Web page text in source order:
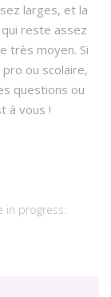
larges, et la
qui reste assez
très moyen. Si
ou scolaire,
questions ou
à vous !
progress.